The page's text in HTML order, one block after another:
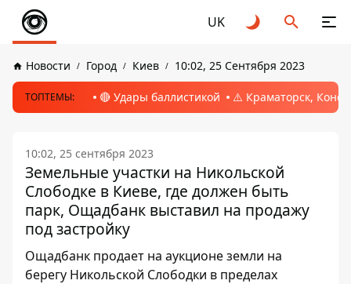
UK
Новости Город Киев 10:02, 25 Сентября 2023
ТОПТЕМЫ: 🔴 Удары баллистикой ⚠️ Краматорск,
10:02, 25 сентября 2023
Земельные участки на Никольской
Слободке в Киеве, где должен быть
парк, Ощадбанк выставил на продажу
под застройку
Ощадбанк продает на аукционе земли на
берегу Никольской Слободки в пределах